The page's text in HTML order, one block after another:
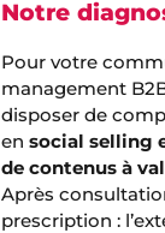
Notre
Pour votre
management
disposer de
ensocial selling
de contenus à
Après
prescription :